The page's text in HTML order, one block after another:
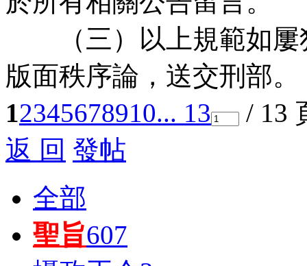
（三）以上規範如屢
版面秩序論，送交刑部。
12345678910... 13
/ 13
返 回 發帖
全部
聖旨607